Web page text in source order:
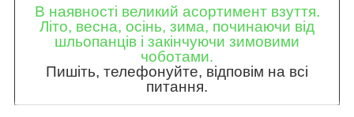
В наявності великий асортимент взуття.
Літо, весна, осінь, зима, починаючи від
шльопанців і закінчуючи зимовими
чоботами.
Пишіть, телефонуйте, відповім на всі
питання.